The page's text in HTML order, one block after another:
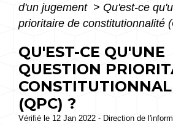
d'un jugement > Qu'est-ce
prioritaire de constitutionnalité
QU'EST-CE QU'UNE
QUESTION
(QPC) ?
Vérifié le 12 Jan 2022 - Direction de